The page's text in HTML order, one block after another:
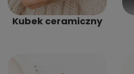
Kubek ceramiczny